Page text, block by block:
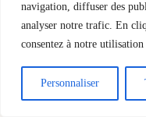
navigation, diffuser des
analyser notre trafic. En
consentez à notre utilisation
Personnaliser